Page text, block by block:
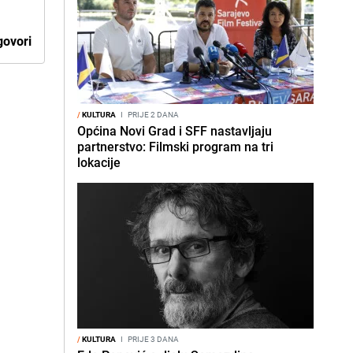
/KULTURA I PRIJE 2 DANA
Općina Novi Grad i SFF nastavljaju
partnerstvo: Filmski program na tri
lokacije
/KULTURA I PRIJE 3 DANA